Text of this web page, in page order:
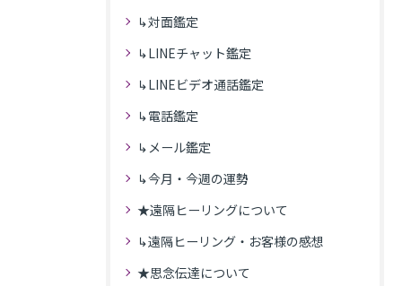
↳対面鑑定
↳LINEチャット鑑定
↳LINEビデオ通話鑑定
↳電話鑑定
↳メール鑑定
↳今月・今週の運勢
★遠隔ヒーリングについて
↳遠隔ヒーリング・お客様の感想
★思念伝達について